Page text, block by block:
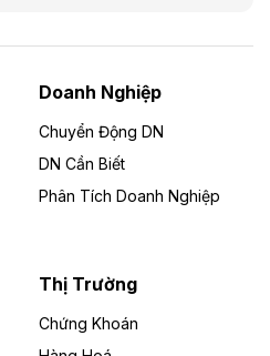
phát điện Bắc Giang do
môi trường Bắc Giang làm
rộng ‘hệ sinh thái’
vốn của Công ty Cổ
Lai (HoSE: DLG) được
Doanh Nghiệp
Chuyển Động DN
DN Cần Biết
Phân Tích Doanh Nghiệp
Thị Trường
Chứng Khoán